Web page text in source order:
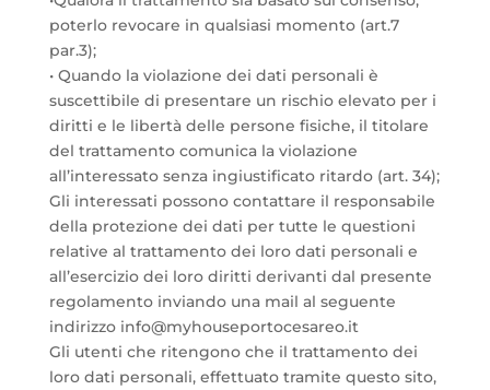
poterlo revocare in qualsiasi momento (art.7
par.3);
• Quando la violazione dei dati personali è
suscettibile di presentare un rischio elevato per i
diritti e le libertà delle persone fisiche, il titolare
del trattamento comunica la violazione
all’interessato senza ingiustificato ritardo (art. 34);
Gli interessati possono contattare il responsabile
della protezione dei dati per tutte le questioni
relative al trattamento dei loro dati personali e
all’esercizio dei loro diritti derivanti dal presente
regolamento inviando una mail al seguente
indirizzo info@myhouseportocesareo.it
Gli utenti che ritengono che il trattamento dei
loro dati personali, effettuato tramite questo sito,